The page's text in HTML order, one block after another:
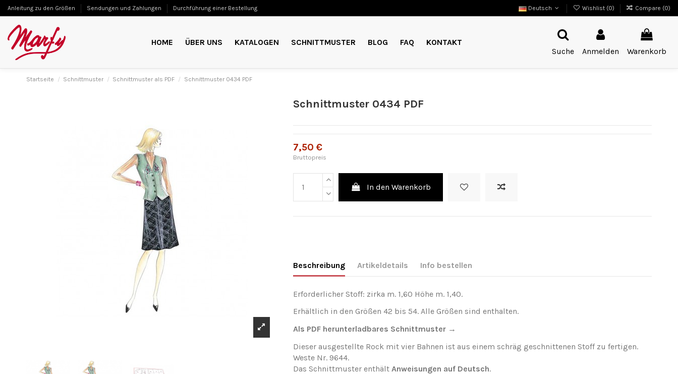
Anleitung zu den Größen Sendungen und Zahlungen Durchführung einer Bestellung Deutsch Wishlist (0) Compare (0)
HOME ÜBER UNS KATALOGEN SCHNITTMUSTER BLOG FAQ
KONTAKT
Suche
Anmelden Warenkorb
Startseite Schnittmuster Schnittmuster als PDF Schnittmuster 0434 PDF
Schnittmuster 0434 PDF
7,50 €
Bruttopreis
In den Warenkorb
Beschreibung Artikeldetails Info bestellen
Erforderlicher Stoff: zirka m. 1,60 Höhe m. 1,40.
Erhältlich in den Größen 42 bis 54. Alle Größen sind enthalten.
Als PDF herunterladbares Schnittmuster →
Dieser ausgestellte Rock mit vier Bahnen ist aus einem schräg geschnittenen Stoff zu fertigen.
Weste Nr. 9644.
Das Schnittmuster enthältAnweisungen auf Deutsch.